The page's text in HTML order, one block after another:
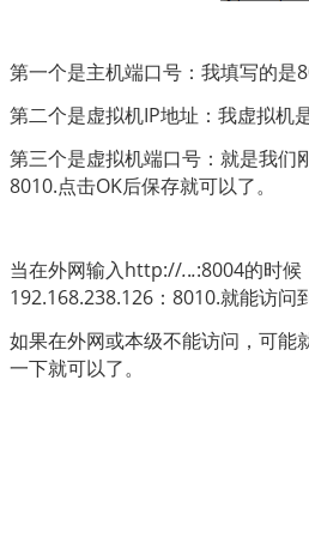
第一个是主机端口号：我填写的是
第二个是虚拟机IP地址：我虚拟机
第三个是虚拟机端口号：就是我们
8010.点击OK后保存就可以了。
当在外网输入http://...:8004的时候
192.168.238.126：8010.就能访问
如果在外网或本级不能访问，可能
一下就可以了。